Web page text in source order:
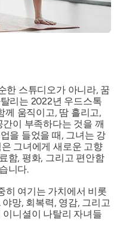
한 스튜디오가 아니라, 꿈
리는 2022년 우드스톡
께 움직이고, 땀 흘리고,
이 부족하다는 것을 깨
을 들었을 때, 그녀는 강
그녀에게 새로운 고향
함, 평화, 그리고 편안함
니다.
히 여기는 가치에서 비롯
망, 회복력, 영감, 그리고
니셜이 나탈리 자녀들